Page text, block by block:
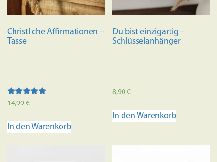
der
gewählt
Christliche Affirmationen –
Tasse
Bewertet mit
5.00
14,99€
In den Warenkorb
Du bist einzigartig –
Schlüsselanhänger
8,90€
In den Warenkorb